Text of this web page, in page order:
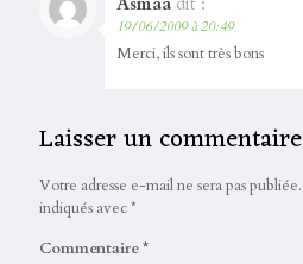
19/06/2009 à 20:49
Merci, ils sont très bons
Laisser un commentaire
Votre adresse e-mail ne sera pas publiée.
indiqués avec*
Commentaire*